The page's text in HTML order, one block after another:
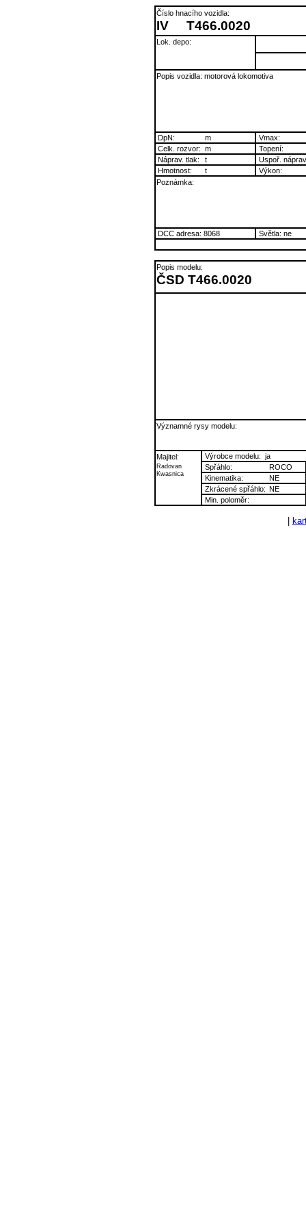
Číslo hnacího vozidla:
IV T466.0020
Lok. depo:
Popis vozidla: motorová lokomotiva
DpN: m
Vmax:
Celk. rozvor: m
Topení:
Náprav. tlak:
t
Uspoř.
Hmotnost:
t
Výkon:
Poznámka:
DCC adresa: 8068 Světla: ne
Popis modelu:
ČSD T466.0020
Významné rysy modelu:
Majitel:
Radovan
Kwasnica
Výrobce modelu: ja
Spřáhlo:
ROCO
Kinematika:
NE
Zkrácené spřáhlo: NE
Min. poloměr: